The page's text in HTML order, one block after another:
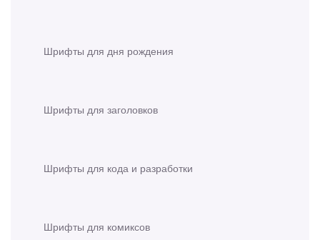
Шрифты для дня рождения
Шрифты для заголовков
Шрифты для кода и разработки
Шрифты для комиксов